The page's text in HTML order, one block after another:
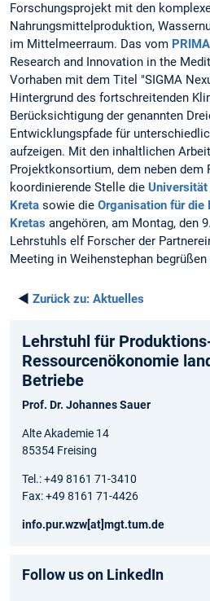
Forschungsprojekt mit den
Nahrungsmittelproduktion,
im Mittelmeerraum. Das vom
Research and Innovation in the
Vorhaben mit dem Titel "SIGMA
Hintergrund des fortschreitenden
Berücksichtigung der genannten
Entwicklungspfade für
aufzeigen. Mit den inhaltlichen
Projektkonsortium, dem neben dem
koordinierende Stelle die Universität
Kreta sowie die Organisation für die
Kretas angehören, am Montag, den
Lehrstuhls elf Forscher der
Meeting in Weihenstephan
◄ Zurück zu: Aktuelles
Lehrstuhl für
Ressourcenökonomie
Betriebe
Prof. Dr. Johannes Sauer
Alte Akademie 14
85354 Freising
Tel.: +49 8161 71-3410
Fax: +49 8161 71-4426
info.pur.wzw[at]mgt.tum.de
Follow us on LinkedIn